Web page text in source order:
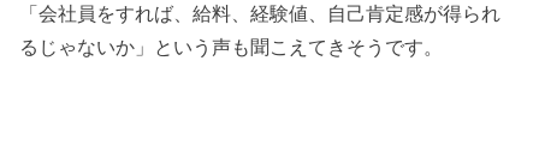
「会社員をすれば、給料、経験値、自己肯定感が得られ
るじゃないか」という声も聞こえてきそうです。